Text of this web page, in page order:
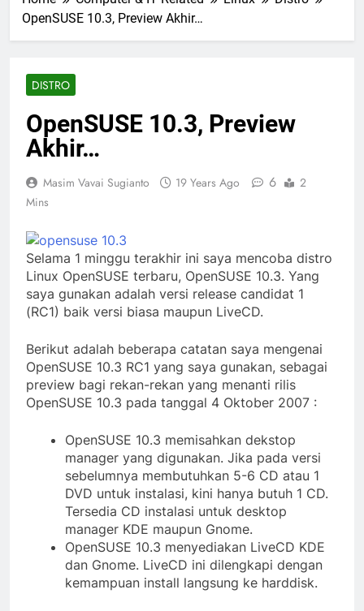
OpenSUSE 10.3, Preview Akhir…
DISTRO
OpenSUSE 10.3, Preview
Akhir…
Masim Vavai Sugianto 19 Years Ago 6
2
Mins
Selama 1 minggu terakhir ini saya mencoba distro
Linux OpenSUSE terbaru, OpenSUSE 10.3. Yang
saya gunakan adalah versi release candidat 1
(RC1) baik versi biasa maupun LiveCD.
Berikut adalah beberapa catatan saya mengenai
OpenSUSE 10.3 RC1 yang saya gunakan, sebagai
preview bagi rekan-rekan yang menanti rilis
OpenSUSE 10.3 pada tanggal 4 Oktober 2007 :
OpenSUSE 10.3 memisahkan dekstop
manager yang digunakan. Jika pada versi
sebelumnya membutuhkan 5-6 CD atau 1
DVD untuk instalasi, kini hanya butuh 1 CD.
Tersedia CD instalasi untuk desktop
manager KDE maupun Gnome.
OpenSUSE 10.3 menyediakan LiveCD KDE
dan Gnome. LiveCD ini dilengkapi dengan
kemampuan install langsung ke harddisk.